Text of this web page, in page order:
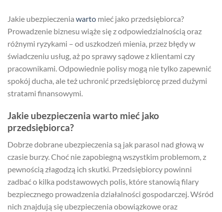
Jakie ubezpieczenia warto mieć jako przedsiębiorca?
Prowadzenie biznesu wiąże się z odpowiedzialnością oraz
różnymi ryzykami – od uszkodzeń mienia, przez błędy w
świadczeniu usług, aż po sprawy sądowe z klientami czy
pracownikami. Odpowiednie polisy mogą nie tylko zapewnić
spokój ducha, ale też uchronić przedsiębiorcę przed dużymi
stratami finansowymi.
Jakie ubezpieczenia warto mieć jako
przedsiębiorca?
Dobrze dobrane ubezpieczenia są jak parasol nad głową w
czasie burzy. Choć nie zapobiegną wszystkim problemom, z
pewnością złagodzą ich skutki. Przedsiębiorcy powinni
zadbać o kilka podstawowych polis, które stanowią filary
bezpiecznego prowadzenia działalności gospodarczej. Wśród
nich znajdują się ubezpieczenia obowiązkowe oraz